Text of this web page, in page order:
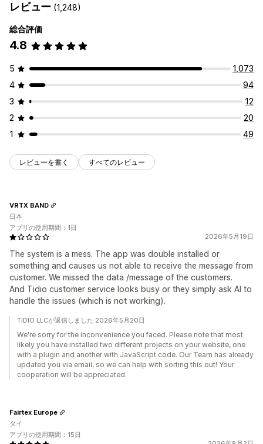
レビュー (1,248)
総合評価
4.8
5
1,073
4
94
3
12
2
20
1
49
レビューを書く すべてのレビュー
2026年5月19日
The system is a mess. The app was double installed or
something and causes us not able to receive the message from
customer. We missed the data /message of the customers.
And Tidio customer service looks busy or they simply ask AI to
handle the issues (which is not working).
VRTX BAND
日本
アプリの使用期間：1日
TIDIO LLCが返信しました 2026年5月20日
We're sorry for the inconvenience you faced. Please note that most
likely you have installed two different projects on your website, one
with a plugin and another with JavaScript code. Our Team has already
updated you via email, so we can help with sorting this out! Your
cooperation will be appreciated.
Fairtex Europe
タイ
アプリの使用期間：15日